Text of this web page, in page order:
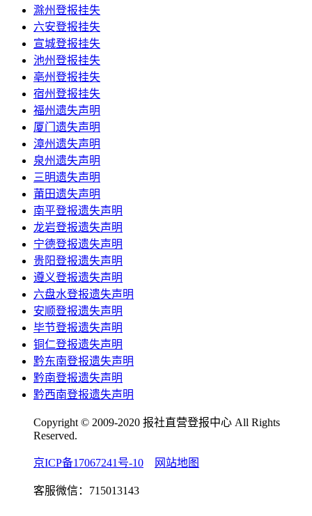
滁州登报挂失
六安登报挂失
宣城登报挂失
池州登报挂失
亳州登报挂失
宿州登报挂失
福州遗失声明
厦门遗失声明
漳州遗失声明
泉州遗失声明
三明遗失声明
莆田遗失声明
南平登报遗失声明
龙岩登报遗失声明
宁德登报遗失声明
贵阳登报遗失声明
遵义登报遗失声明
六盘水登报遗失声明
安顺登报遗失声明
毕节登报遗失声明
铜仁登报遗失声明
黔东南登报遗失声明
黔南登报遗失声明
黔西南登报遗失声明
Copyright © 2009-2020 报社直营登报中心 All Rights
Reserved.
京ICP备17067241号-10 网站地图
客服微信：715013143